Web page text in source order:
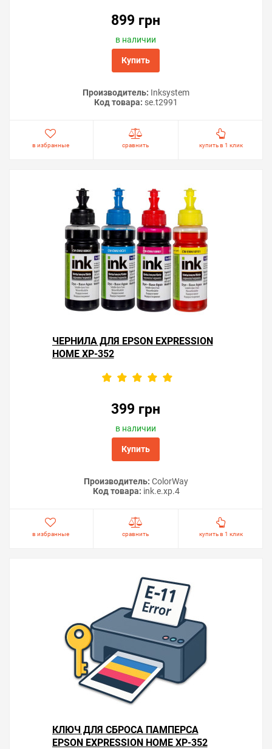
899 грн
в наличии
Купить
Производитель: Inksystem
Код товара: se.t2991
в избранные сравнить купить в 1 клик
ЧЕРНИЛА ДЛЯ EPSON EXPRESSION
HOME XP-352
399 грн
в наличии
Купить
Производитель: ColorWay
Код товара: ink.e.xp.4
в избранные сравнить купить в 1 клик
КЛЮЧ ДЛЯ СБРОСА ПАМПЕРСА
EPSON EXPRESSION HOME XP-352